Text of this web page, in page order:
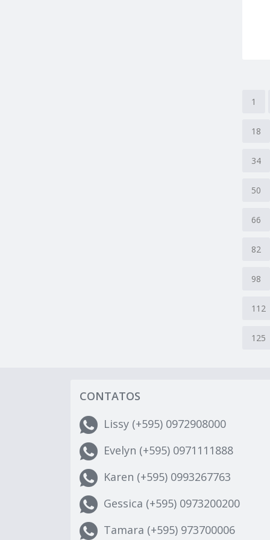
1
18
34
50
66
82
98
112
125
CONTATOS
Lissy (+595) 0972908000
Evelyn (+595) 0971111888
Karen (+595) 0993267763
Gessica (+595) 0973200200
Tamara (+595) 973700006